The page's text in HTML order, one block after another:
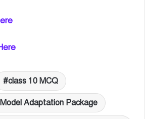
class 10 MCQ
Adaptation Package